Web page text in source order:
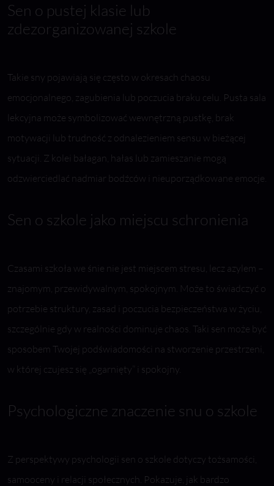
Sen o pustej klasie lub
zdezorganizowanej szkole
Takie sny pojawiają się często w okresach chaosu
emocjonalnego, zagubienia lub poczucia braku celu. Pusta sala
lekcyjna może symbolizować wewnętrzną pustkę, brak
motywacji lub trudność z odnalezieniem sensu w bieżącej
sytuacji. Z kolei bałagan, hałas lub zamieszanie mogą
odzwierciedlać nadmiar bodźców i nieuporządkowane emocje.
Sen o szkole jako miejscu schronienia
Czasami szkoła we śnie nie jest miejscem stresu, lecz azylem –
znajomym, przewidywalnym, spokojnym. Może to świadczyć o
potrzebie struktury, zasad i poczucia bezpieczeństwa w życiu,
szczególnie gdy w realności dominuje chaos. Taki sen może być
sposobem Twojej podświadomości na stworzenie przestrzeni,
w której czujesz się „ogarnięty” i spokojny.
Psychologiczne znaczenie snu o szkole
Z perspektywy psychologii sen o szkole dotyczy tożsamości,
samooceny i relacji społecznych. Pokazuje, jak bardzo